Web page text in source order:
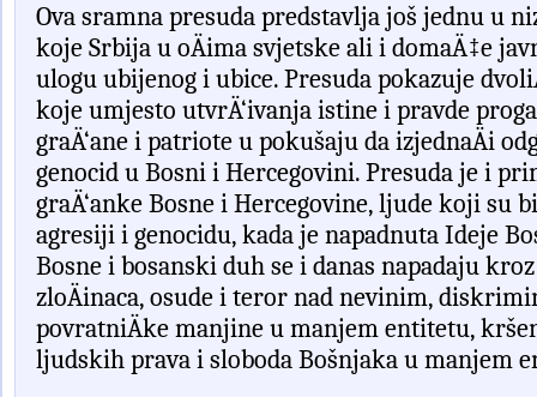
Ova sramna presuda predstavlja još jednu u
koje Srbija u oÄima svjetske ali i domaÄ‡e
ulogu ubijenog i ubice.Presuda pokazuje dvoli
koje umjesto utvrÄ‘ivanja istine i pravde
graÄ‘anei patrioteu pokušaju da izjednaÄi
genocid u Bosni i Hercegovini. Presuda je i
graÄ‘anke Bosne i Hercegovine, ljude koji su
agresiji i genocidu, kada je napadnuta Ideje
Bosne i bosanski duh se i danas napadaju
zloÄinaca, osude i teror nad nevinim,
povratniÄke manjine u manjem entitetu,
ljudskih prava i sloboda Bošnjaka u manjem